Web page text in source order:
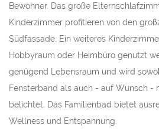
Bewohner. Das große
Kinderzimmer profitieren von den
Südfassade. Ein weiteres
Hobbyraum oder Heimbüro genutzt
genügend Lebensraum und wird
Fensterband als auch - auf Wunsch -
belichtet. Das Familienbad bietet
Wellness und Entspannung.